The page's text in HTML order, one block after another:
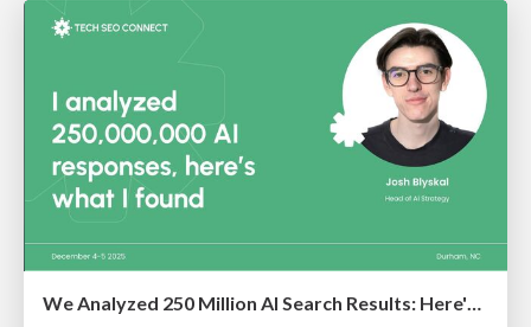
We Analyzed 250 Million AI Search Results: Here's What I Found